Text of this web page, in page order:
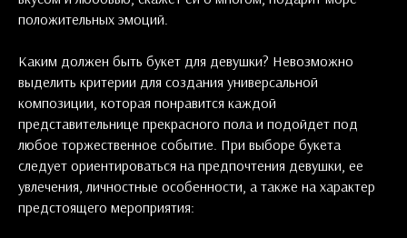
положительных эмоций.
Каким должен быть букет для девушки? Невозможно
выделить критерии для создания универсальной
композиции, которая понравится каждой
представительнице прекрасного пола и подойдет под
любое торжественное событие. При выборе букета
следует ориентироваться на предпочтения девушки, ее
увлечения, личностные особенности, а также на характер
предстоящего мероприятия: